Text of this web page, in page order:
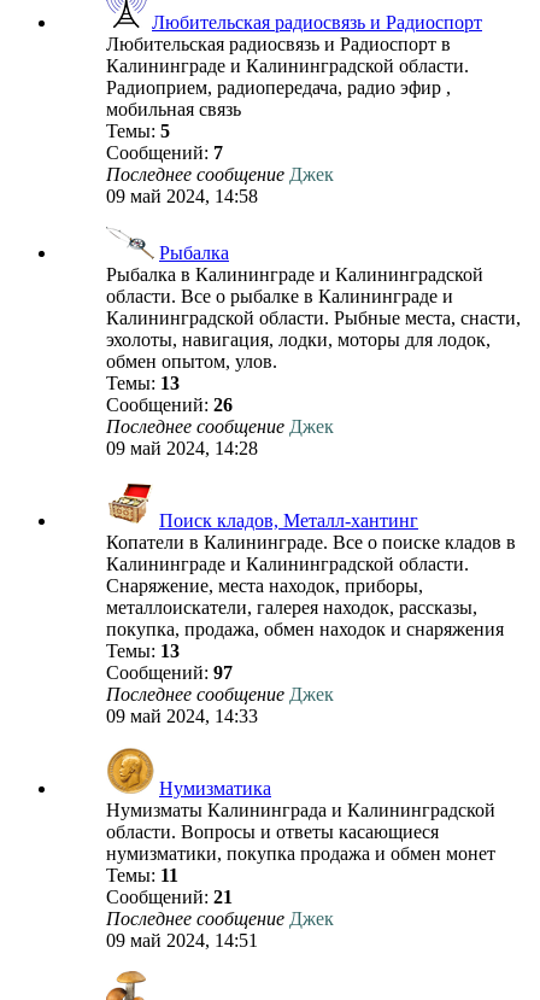
Любительская радиосвязь и Радиоспорт
Любительская радиосвязь и Радиоспорт в
Калининграде и Калининградской области.
Радиоприем, радиопередача, радио эфир ,
мобильная связь
Темы: 5
Сообщений: 7
Последнее сообщение Джек
09 май 2024, 14:58
Рыбалка
Рыбалка в Калининграде и Калининградской
области. Все о рыбалке в Калининграде и
Калининградской области. Рыбные места, снасти,
эхолоты, навигация, лодки, моторы для лодок,
обмен опытом, улов.
Темы: 13
Сообщений: 26
Последнее сообщение Джек
09 май 2024, 14:28
Поиск кладов, Металл-хантинг
Копатели в Калининграде. Все о поиске кладов в
Калининграде и Калининградской области.
Снаряжение, места находок, приборы,
металлоискатели, галерея находок, рассказы,
покупка, продажа, обмен находок и снаряжения
Темы: 13
Сообщений: 97
Последнее сообщение Джек
09 май 2024, 14:33
Нумизматика
Нумизматы Калининграда и Калининградской
области. Вопросы и ответы касающиеся
нумизматики, покупка продажа и обмен монет
Темы: 11
Сообщений: 21
Последнее сообщение Джек
09 май 2024, 14:51